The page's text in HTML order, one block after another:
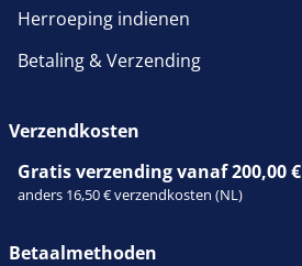
Herroeping indienen
Betaling & Verzending
Verzendkosten
Gratis verzending vanaf 200,00 €
anders 16,50 € verzendkosten (NL)
Betaalmethoden